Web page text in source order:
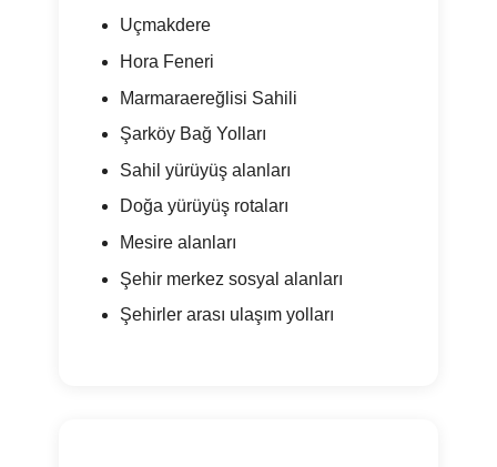
Uçmakdere
Hora Feneri
Marmaraereğlisi Sahili
Şarköy Bağ Yolları
Sahil yürüyüş alanları
Doğa yürüyüş rotaları
Mesire alanları
Şehir merkez sosyal alanları
Şehirler arası ulaşım yolları